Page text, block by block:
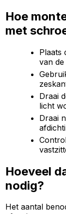
Hoe
met
Plaats
van
Draai
licht
Draai
Hoeveel
nodig?
Het aantal